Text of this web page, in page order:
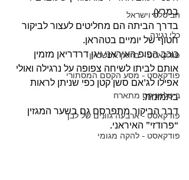
הביטלס וישראל
כלי נגינה
פודקאסט - בריאן אפשטיין
פודקאסט - מסע הקסם המסתורי
ביטלמניקס מתארח
פודקאסט - ארבעה גוונים של לבן
פודקאסט - להקה מגומי
במרץ).
בדרך הביתה הם מחליטים לעצור לביקור
חטוף של יומיים בטהראן.
כוכב הפופ האיראני ויגן דרדריאן מזמין
אותם לביתו לשיחה צפופה על נרגילה ואולי
אפילו לג’אם סשן קטן כפי שניתן לראות
בתמונות.
דבר הביקור מתפרסם גם בשער המגזין
“פרודזי” האיראני.